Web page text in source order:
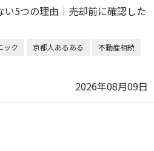
5つの理由｜売却前に確認した
ック 京都人あるある
不動産相続
2026年08月09日